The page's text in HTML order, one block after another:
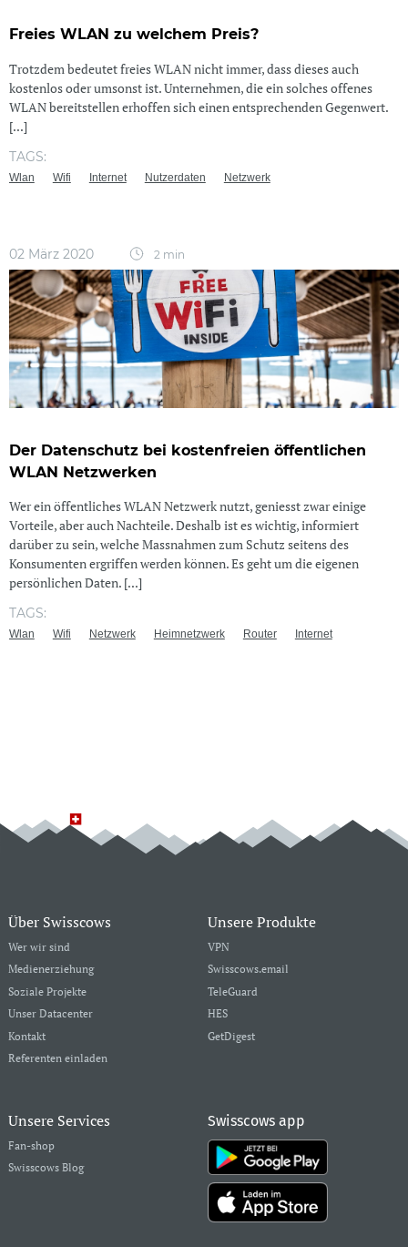
Freies WLAN zu welchem Preis?
Trotzdem bedeutet freies WLAN nicht immer, dass dieses auch
kostenlos oder umsonst ist. Unternehmen, die ein solches offenes
WLAN bereitstellen erhoffen sich einen entsprechenden Gegenwert.
[...]
TAGS:
Wlan Wifi Internet Nutzerdaten Netzwerk
02 März 2020 2 min
Der Datenschutz bei kostenfreien öffentlichen
WLAN Netzwerken
Wer ein öffentliches WLAN Netzwerk nutzt, geniesst zwar einige
Vorteile, aber auch Nachteile. Deshalb ist es wichtig, informiert
darüber zu sein, welche Massnahmen zum Schutz seitens des
Konsumenten ergriffen werden können. Es geht um die eigenen
persönlichen Daten. [...]
TAGS:
Wlan Wifi Netzwerk Heimnetzwerk Router Internet
Über Swisscows
Wer wir sind
Medienerziehung
Soziale Projekte
Unser Datacenter
Kontakt
Referenten einladen
Unsere Produkte
VPN
Swisscows.email
TeleGuard
HES
GetDigest
Unsere Services
Fan-shop
Swisscows Blog
Swisscows app